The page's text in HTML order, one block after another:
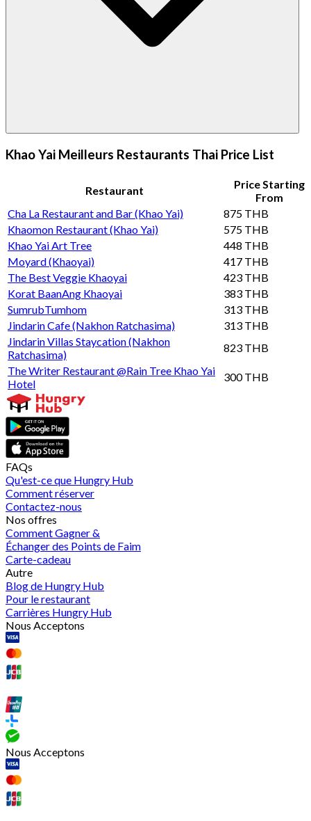
Khao Yai Meilleurs Restaurants Thai Price List
Restaurant
Price Starting
From
Cha La Restaurant and Bar (Khao Yai)
875 THB
Khaomon Restaurant (Khao Yai)
575 THB
Khao Yai Art Tree
448 THB
Moyard (Khaoyai)
417 THB
The Best Veggie Khaoyai
423 THB
Korat BaanAng Khaoyai
383 THB
SumrubTumhom
313 THB
Jindarin Cafe (Nakhon Ratchasima)
313 THB
Jindarin Villas Staycation (Nakhon
Ratchasima)
823 THB
The Writer Restaurant @Rain Tree Khao Yai
Hotel
300 THB
FAQs
Qu'est-ce que Hungry Hub
Comment réserver
Contactez-nous
Nos offres
Comment Gagner &
Échanger des Points de Faim
Carte-cadeau
Autre
Blog de Hungry Hub
Pour le restaurant
Carrières Hungry Hub
Nous Acceptons
Nous Acceptons